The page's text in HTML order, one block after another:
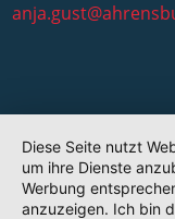
Diese Seite nutzt
um ihre Dienste
Werbung
anzuzeigen. Ich bin